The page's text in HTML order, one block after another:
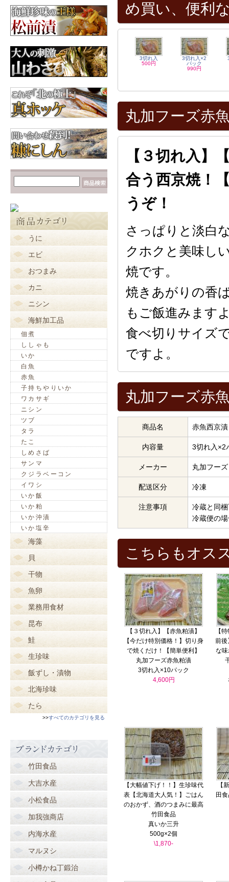
め買い、便利
3切れ入
500円
3切れ入×2
パック
990円
丸加フーズ赤
【３切れ入】
合う西京焼！
うぞ！
さっぱりと淡白
クホクと美味し
焼です。
焼きあがりの香
もご飯進みます
食べ切りサイズ
ですよ。
丸加フーズ赤
商品名 赤魚西京漬
内容量 3切れ入×2
メーカー 丸加フーズ
配送区分 冷凍
注意事項
冷蔵と同
冷蔵便の
こちらもオス
【３切れ入】【赤魚粕漬】
【今だけ特別価格！】切り身
で焼くだけ！【簡単便利】
丸加フーズ赤魚粕漬
3切れ入×10パック
4,600円
【
前後
な
【大幅値下げ！！】生珍味代
表【北海道大人気！】ごはん
のおかず、酒のつまみに最高
竹田食品
真いか三升
500g×2個
\1,870-
【
田
【カニが安いゾ
ッ！！】毛ガニ 660g前
後×2尾
6,960円
うに
エビ
おつまみ
カニ
ニシン
海鮮加工品
佃煮
ししゃも
いか
白魚
赤魚
子持ちやりいか
ワカサギ
ニシン
ツブ
タラ
たこ
しめさば
サンマ
クジラベーコン
イワシ
いか飯
いか粕
いか沖漬
いか塩辛
海藻
貝
干物
魚卵
業務用食材
昆布
鮭
生珍味
飯ずし・漬物
北海珍味
たら
>>すべてのカテゴリを見る
竹田食品
大吉水産
小松食品
加我強商店
内海水産
マルヌシ
小樽かね丁鍛治